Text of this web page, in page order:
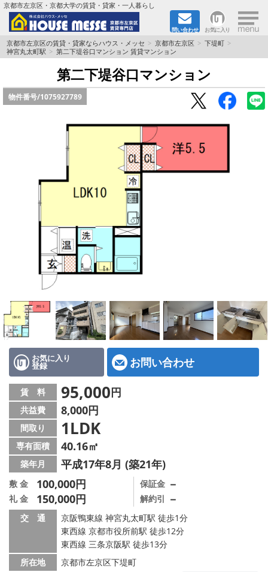
京都市左京区・京都大学の賃貸・貸家・一人暮らし
問い合わせ お気に入り ×
TOPページ
地図から検索
地域から検索
京都大学＆京都芸術大学生さんに
家族で住むならマンション？賃家？
ペット相談OKの賃貸！
特選物件
ハウスメーカー施工特集！
路線·駅から探す
IT重説について
スタッフ紹介
賃貸管理の北白川店
店舗情報·アクセス
会社概要
メールでお問い合わせ
京都市左京区の賃貸・貸家ならハウス・メッセ 京都市左京区
下堤町
神宮丸太町駅
第二下堤谷口マンション 賃貸マンション
第二下堤谷口マンション
物件番号/1075927789
お気に入り
登録 お問い合わせ
賃 料 95,000円
共益費 8,000円
間取り 1LDK
専有面積 40.16㎡
築年月 平成17年8月 (築21年)
敷 金 100,000円
礼 金 150,000円
保証金 －
解約引 －
交 通
京阪鴨東線 神宮丸太町駅 徒歩1分
東西線 京都市役所前駅 徒歩12分
東西線 三条京阪駅 徒歩13分
所在地
京都市左京区下堤町